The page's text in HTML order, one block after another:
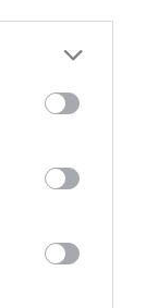
Armor A85 2.5''